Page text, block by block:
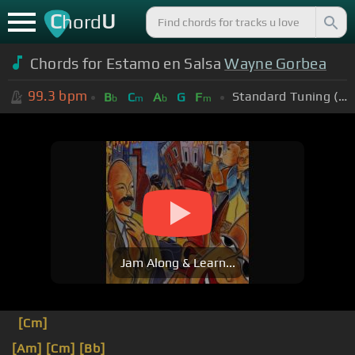
ChordU
Chords for Estamo en SalsaWayne Gorbea
99.3 bpm Bb Cm Ab G Fm Standard Tuning (EADGBE)
Jam Along & Learn...
[Cm]
[Am] [Cm] [Bb]